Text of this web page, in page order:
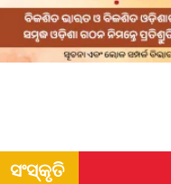
ସଂସ୍କୃତି